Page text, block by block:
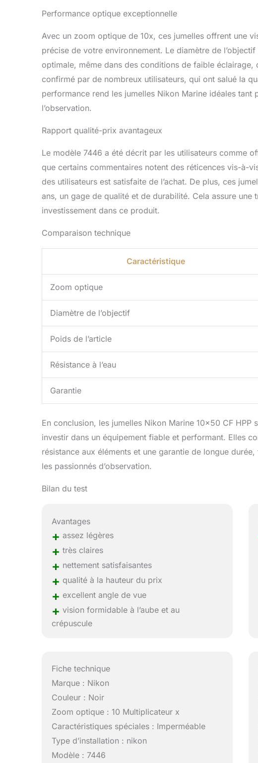
Performance optique exceptionnelle
Avec un zoom optique de 10x, ces jumelles offrent une
précise de votre environnement. Le diamètre de
optimale, même dans des conditions de faible éclairage,
confirmé par de nombreux utilisateurs, qui ont salué la
performance rend les jumelles Nikon Marine idéales
l’observation.
Rapport qualité-prix avantageux
Le modèle 7446 a été décrit par les utilisateurs comme
que certains commentaires notent des réticences vis-à-
des utilisateurs est satisfaite de l’achat. De plus, ces
ans, un gage de qualité et de durabilité. Cela assure une
investissement dans ce produit.
Comparaison technique
Caractéristique
Zoom optique
Diamètre de l’objectif
Poids de l’article
Résistance à l’eau
Garantie
En conclusion, les jumelles Nikon Marine 10×50 CF
investir dans un équipement fiable et performant. Elles
résistance aux éléments et une garantie de longue
les passionnés d’observation.
Bilan du test
Avantages
+ assez légères
+ très claires
+ nettement satisfaisantes
+ qualité à la hauteur du prix
+ excellent angle de vue
+ vision formidable à l’aube et au
crépuscule
Fiche technique
Marque : Nikon
Couleur : Noir
Zoom optique : 10 Multiplicateur x
Caractéristiques spéciales : Imperméable
Type d’installation : nikon
Modèle : 7446